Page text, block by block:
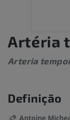
Artéria
Arteria
Definição
Antoine